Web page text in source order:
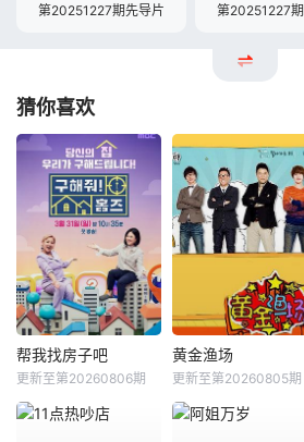
第20251227期先导片 第20251227期
猜你喜欢
帮我找房子吧
更新至第20260806期
黄金渔场
更新至第20260805期